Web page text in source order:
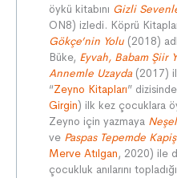
öykü kitabını Gizli
ON8) izledi. Köprü
Gökçe’nin Yolu (2018)
Büke, Eyvah, Babam Şiir
Annemle Uzayda (2017)
“Zeyno Kitapları”
Girgin) ilk kez çocuklara
Zeyno için yazmaya
ve Paspas Tepemde
Merve Atılgan, 2020) ile
çocukluk anılarını topladığı